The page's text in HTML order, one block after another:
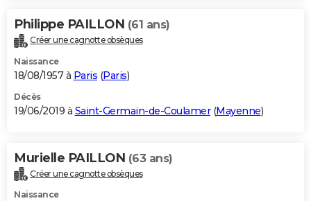
Philippe PAILLON (61 ans)
Créer une cagnotte obsèques
Naissance
18/08/1957 à Paris (Paris)
Décès
19/06/2019 à Saint-Germain-de-Coulamer(Mayenne)
Murielle PAILLON (63 ans)
Créer une cagnotte obsèques
Naissance